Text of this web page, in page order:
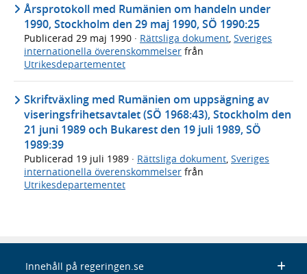
Årsprotokoll med Rumänien om handeln under
1990, Stockholm den 29 maj 1990, SÖ 1990:25
Publicerad 29 maj 1990 · Rättsliga dokument Sveriges
internationella överenskommelser från
Utrikesdepartementet
Skriftväxling med Rumänien om uppsägning av
viseringsfrihetsavtalet (SÖ 1968:43), Stockholm den
21 juni 1989 och Bukarest den 19 juli 1989, SÖ
1989:39
Publicerad 19 juli 1989 · Rättsliga dokument, Sveriges
internationella överenskommelser från
Utrikesdepartementet
Innehåll på regeringen.se